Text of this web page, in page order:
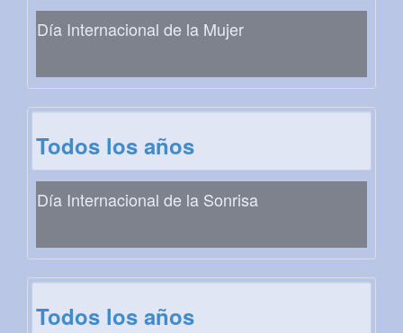
Día Internacional de la Mujer
Todos los años
Día Internacional de la Sonrisa
Todos los años